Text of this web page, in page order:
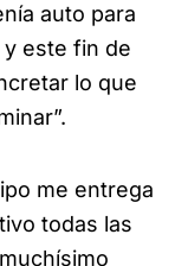
auto para
este fin de
lo que
me entrega
todas las